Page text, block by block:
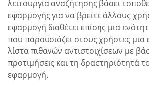
λειτουργία αναζήτησης βάσει
εφαρμογής για να βρείτε άλλους
εφαρμογή διαθέτει επίσης μια
που παρουσιάζει στους χρήστες μια
λίστα πιθανών αντιστοιχίσεων με
προτιμήσεις και τη δραστηριότητά
εφαρμογή.